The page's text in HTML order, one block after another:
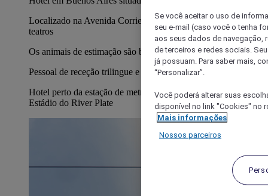
Localizado na Avenida Corrientes, no coração da área dos
teatros
Os animais de estimação são bem-vindos
Pessoal de receção trilingue e serviços extraordinários
Hotel perto da estação de metro, da Plaza de Mayo e do
Estádio do River Plate
Se você aceitar o uso de
seu e-mail (caso você o tenha
aos seus dados de navegação,
de terceiros e redes sociais.
já possuam. Para saber mais,
“Personalizar”.
Você poderá alterar suas
disponível no link "Cookies" no
Mais informações
Nossos parceiros